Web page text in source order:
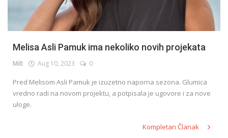
Melisa Asli Pamuk ima nekoliko novih projekata
Milt Aug 10, 2023 0
Pred Melisom Asli Pamuk je izuzetno naporna sezona. Glumica
vredno radi na novom projektu, a potpisala je ugovore i za nove
uloge.
Kompletan Članak